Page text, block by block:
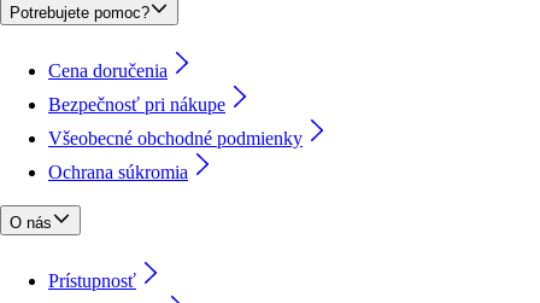
Potrebujete pomoc?
Cena doručenia
Bezpečnosť pri nákupe
Všeobecné obchodné podmienky
Ochrana súkromia
O nás
Prístupnosť